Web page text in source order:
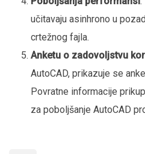
učitavaju asinhrono u
crtežnog fajla.
Anketu o zadovoljstvu
AutoCAD, prikazuje se
Povratne informacije
za poboljšanje AutoCAD